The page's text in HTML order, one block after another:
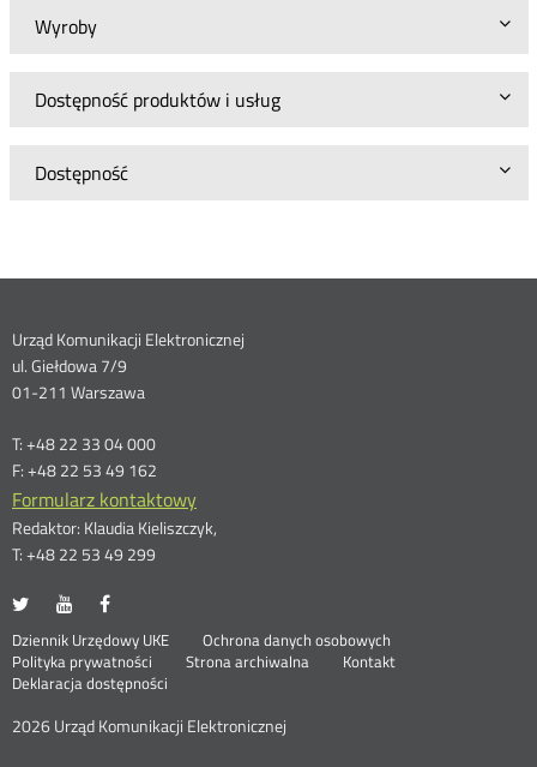
Wyroby
Dostępność produktów i usług
Dostępność
Dane
kontaktowe
Urząd Komunikacji Elektronicznej
ul. Giełdowa 7/9
01-211 Warszawa
T: +48 22 33 04 000
F: +48 22 53 49 162
Formularz kontaktowy
Redaktor: Klaudia Kieliszczyk,
T: +48 22 53 49 299
UKE
portalu
Twitter
Otwórz
nowym
oknie
UKE
portalu
Youtube
Otwórz
nowym
oknie
portalu
Facebook
nowym
oknie
Stopka
menu
Dziennik Urzędowy UKE Otwórz
Ochrona danych osobowych
Polityka prywatności
Otwórz
w
oknie
Strona archiwalna
Kontakt
Deklaracja dostępności
2026 Urząd Komunikacji Elektronicznej